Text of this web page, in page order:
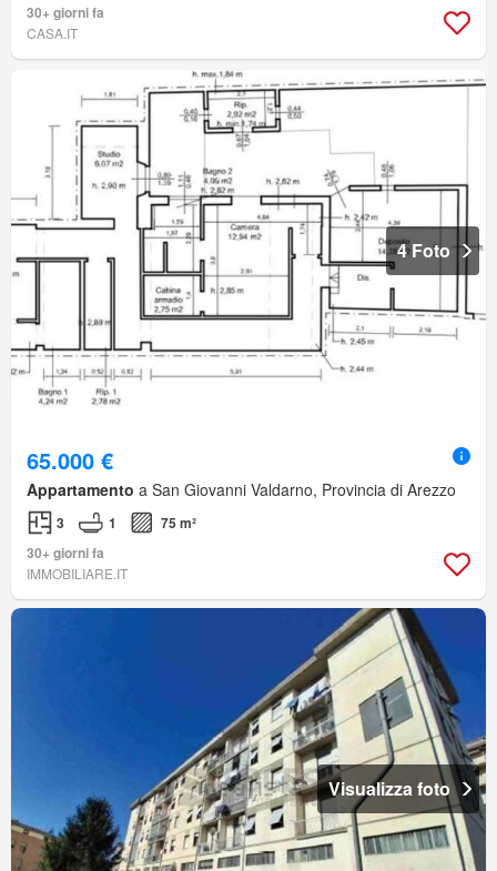
30+ giorni fa
CASA.IT
4 Foto
65.000 €
Appartamento a San Giovanni Valdarno, Provincia di Arezzo
3 1
75 m²
30+ giorni fa
IMMOBILIARE.IT
Visualizza foto